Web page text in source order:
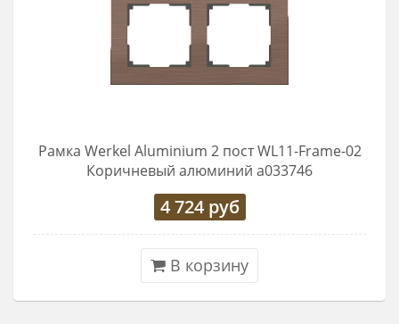
Рамка Werkel Aluminium 2 пост WL11-Frame-02
Коричневый алюминий a033746
4 724руб
В корзину